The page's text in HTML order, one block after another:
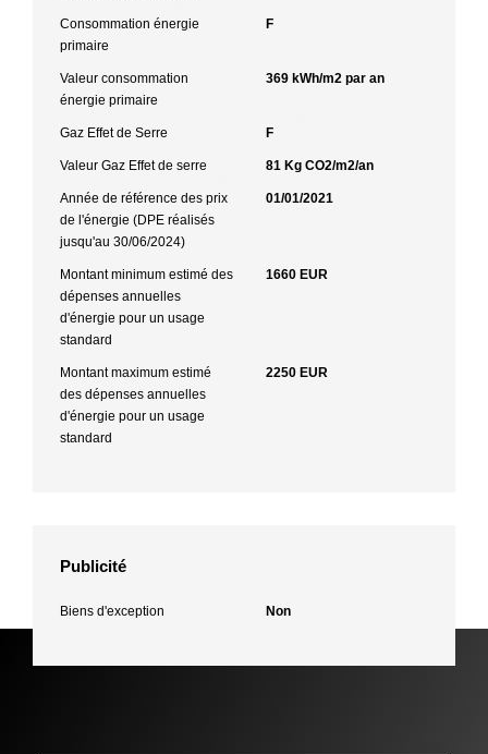
Consommation énergie
primaire
F
Valeur consommation
énergie primaire
369 kWh/m2 par an
Gaz Effet de Serre F
Valeur Gaz Effet de serre 81 Kg CO2/m2/an
Année de référence des prix
de l'énergie (DPE réalisés
jusqu'au 30/06/2024)
01/01/2021
Montant minimum estimé des
dépenses annuelles
d'énergie pour un usage
standard
1660 EUR
Montant maximum estimé
des dépenses annuelles
d'énergie pour un usage
standard
2250 EUR
Publicité
Biens d'exception Non